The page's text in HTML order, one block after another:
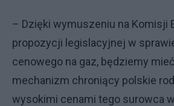
– Dzięki wymuszeniu na Komisji
propozycji legislacyjnej w
cenowego na gaz, będziemy
mechanizm chroniący polskie
wysokimi cenami tego surowca